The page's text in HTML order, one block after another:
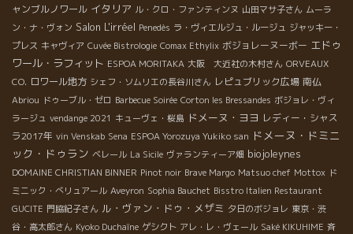
ャンブルノワール イタリア ル・クロ・ファンティンヌ 山田マサ子さん ムーラ
ン・ナ・ヴォン Salon L'irréel Penedès ラ・ヴィエルジュ・ルージュ ジャッキー・
プレス キャヴィア Cuvée Bistrologie Comax Ethylix ボジョレーヌーボー エドゥ
ワール・ラフィット ESPOA MORITAKA 大阪 大近社の木村さん ORVEAUX
CO. ロワール地方 シェフ・ソムリエの長谷川さん レピュブリック広場 南仏
Abriou ドゥーブル・ゼロ Barbecue Soirée Corton les Bressandes ボジョレ・ヴィ
ラージュ vendange 2021 キューヴェ・桜島 ドメーヌ・ヨヨ レディー・シャス
ラ2017年 vin Venskab Sena ESPOA Yorozuya Yukiko san ドメーヌ・ドミニ
ック・ドゥラン ベレール La Sicile ヴァランティーア畑 biojoleynes
DOMAINE CHRISTIAN BINNER Pinot noir Brave Margo Matsuo chef Mottox ド
ミニック・べリュアール Aveyron Sophia Bauchet Bisstro Italien Restaurant
GUCITE 門脇紀子さん ル・ヴァン・ドゥ・メザミ 夕日のボジョレ 東京・渋
谷・高太郎さん Kyoko Duchaîne ゲシクト アレ・レ・ヴェール Saké KIKUHIME 斉